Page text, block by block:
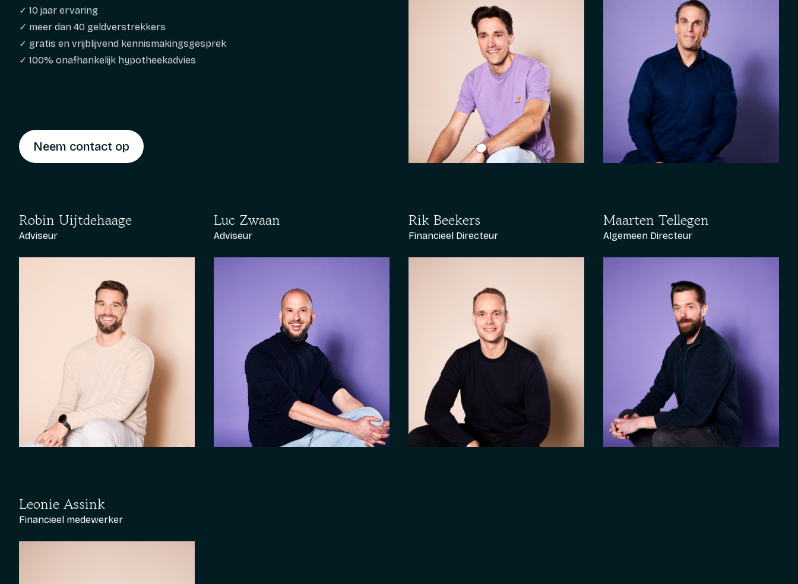
✓ 10 jaar ervaring
✓ meer dan 40 geldverstrekkers
✓ gratis en vrijblijvend kennismakingsgesprek
✓ 100% onafhankelijk hypotheekadvies
Neem contact op
Robin Uijtdehaage
Adviseur
Luc Zwaan
Adviseur
Rik Beekers
Financieel Directeur
Maarten Tellegen
Algemeen Directeur
Leonie Assink
Financieel medewerker